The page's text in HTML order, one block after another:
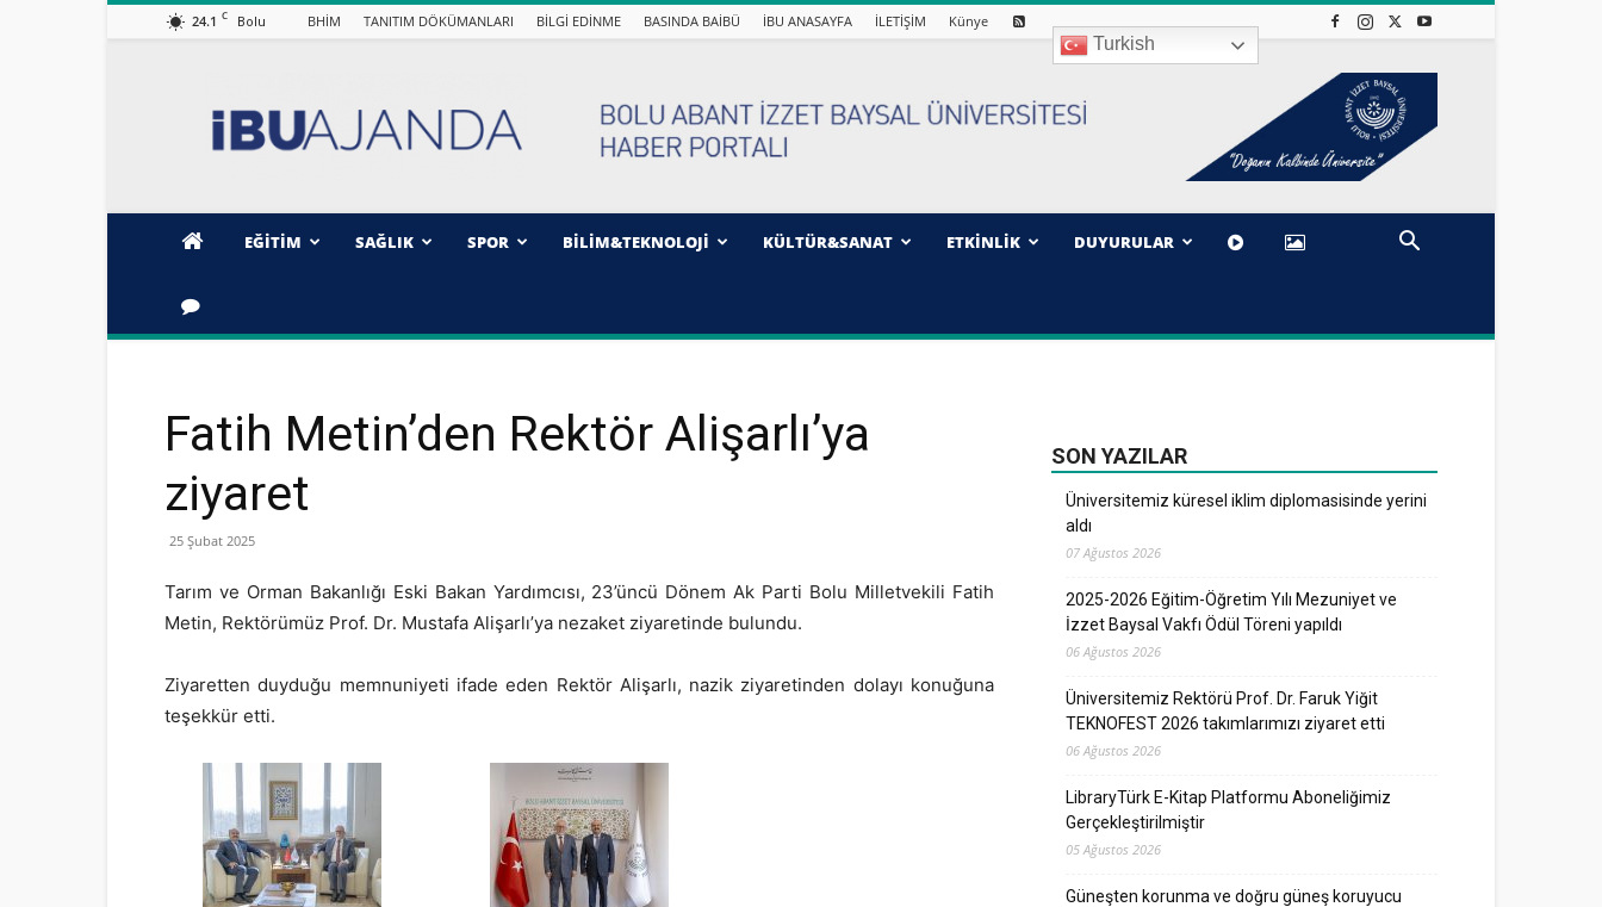
24.1 C Bolu BHİM TANITIM DÖKÜMANLARI BİLGİ EDİNME BASINDA BAİBÜ İBU ANASAYFA İLETİŞİM Künye
Turkish
EĞİTİM SAĞLIK SPOR BİLİM&TEKNOLOJİ KÜLTÜR&SANAT ETKİNLİK DUYURULAR
Fatih Metin’den Rektör Alişarlı’ya
ziyaret
25 Şubat 2025
Tarım ve Orman Bakanlığı Eski Bakan Yardımcısı, 23’üncü Dönem Ak Parti Bolu Milletvekili Fatih
Metin, Rektörümüz Prof. Dr. Mustafa Alişarlı’ya nezaket ziyaretinde bulundu.
Ziyaretten duyduğu memnuniyeti ifade eden Rektör Alişarlı, nazik ziyaretinden dolayı konuğuna
teşekkür etti.
SON YAZILAR
Üniversitemiz küresel iklim diplomasisinde yerini
aldı
07 Ağustos 2026
2025-2026 Eğitim-Öğretim Yılı Mezuniyet ve
İzzet Baysal Vakfı Ödül Töreni yapıldı
06 Ağustos 2026
Üniversitemiz Rektörü Prof. Dr. Faruk Yiğit
TEKNOFEST 2026 takımlarımızı ziyaret etti
06 Ağustos 2026
LibraryTürk E-Kitap Platformu Aboneliğimiz
Gerçekleştirilmiştir
05 Ağustos 2026
Güneşten korunma ve doğru güneş koruyucu